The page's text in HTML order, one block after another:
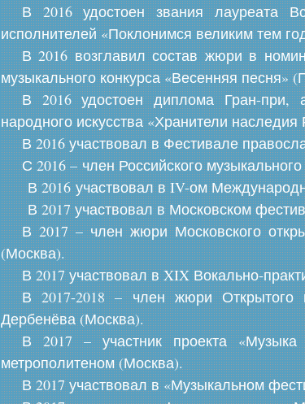
В 2016 удостоен звания лауреата
исполнителей «Поклонимся великим тем
В 2016 возглавил состав жюри в
музыкального конкурса «Весенняя
В 2016 удостоен диплома Гран-при,
народного искусства «Хранители наследия
В 2016 участвовал в Фестивале
С 2016 – член Российского
В 2016 участвовал в IV-ом
В 2017 участвовал в Московском
В 2017 – член жюри Московского
(Москва).
В 2017 участвовал в XIX Вокально-
В 2017-2018 – член жюри Открытого
Дербенёва (Москва).
В 2017 – участник проекта
метрополитеном (Москва).
В 2017 участвовал в «Музыкальном